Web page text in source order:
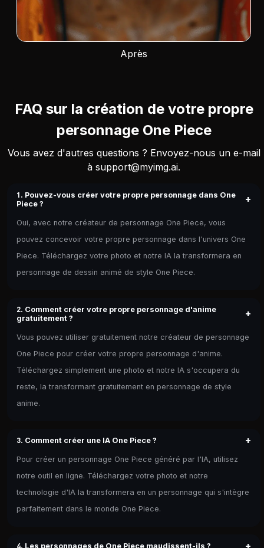
Après
FAQ sur la création de votre propre
personnage One Piece
Vous avez d'autres questions ? Envoyez-nous un e-mail
à support@myimg.ai.
1. Pouvez-vous créer votre propre personnage dans One
Piece ?
+
Oui, avec notre créateur de personnage One Piece, vous
pouvez concevoir votre propre personnage dans l'univers One
Piece. Téléchargez votre photo et notre IA la transformera en
personnage de dessin animé de style One Piece.
2. Comment créer votre propre personnage d'anime
gratuitement ?
+
Vous pouvez utiliser gratuitement notre créateur de personnage
One Piece pour créer votre propre personnage d'anime.
Téléchargez simplement une photo et notre IA s'occupera du
reste, la transformant gratuitement en personnage de style
anime.
3. Comment créer une IA One Piece ? +
Pour créer un personnage One Piece généré par l'IA, utilisez
notre outil en ligne. Téléchargez votre photo et notre
technologie d'IA la transformera en un personnage qui s'intègre
parfaitement dans le monde One Piece.
4. Les personnages de One Piece maudissent-ils ?